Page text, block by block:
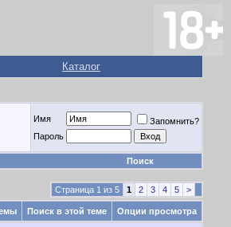
Каталог
Имя
Запомнить?
Пароль
Поиск
Страница 1 из 5 1 2 3 4 5 >
Поиск в этой теме Опции просмотра